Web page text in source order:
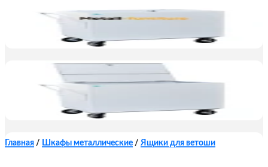
Главная / Шкафы металлические / Ящики для ветоши